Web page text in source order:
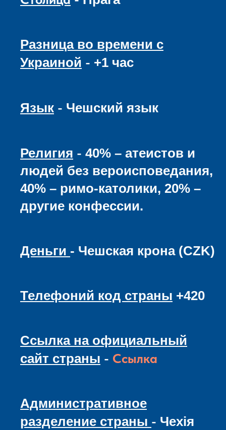
Разница во времени с
Украиной - +1 час
Язык - Чешский язык
Религия - 40% – атеистов и
людей без вероисповедания,
40% – римо-католики, 20% –
другие конфессии.
Деньги - Чешская крона (CZK)
Телефоний код страны +420
Ссылка на официальный
сайт страны - Ссылка
Административное
разделение страны - Чехія